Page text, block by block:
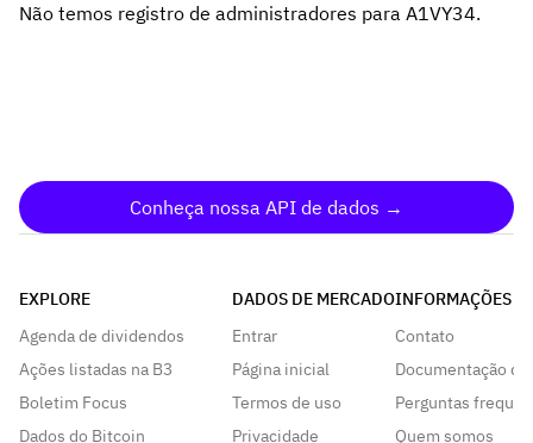
Não temos registro de administradores para A1VY34.
Conheça nossa API de dados →
EXPLORE
Agenda de dividendos
Ações listadas na B3
Boletim Focus
Dados do Bitcoin
DADOS DE MERCADO
Entrar
Página inicial
Termos de uso
Privacidade
INFORMAÇÕES
Contato
Documentação da
Perguntas
Quem somos